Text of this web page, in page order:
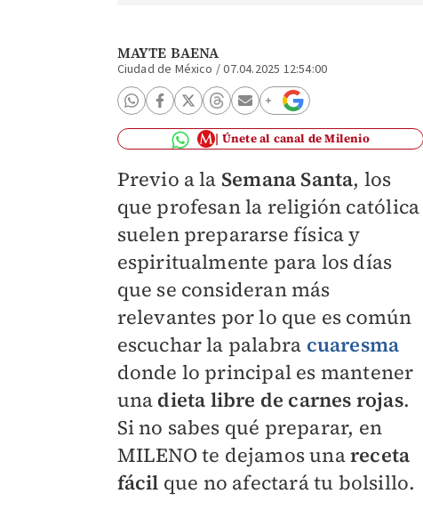
MAYTE BAENA
Ciudad de México /07.04.2025 12:54:00
Únete al canal de Milenio
Previo a la Semana Santa, los
que profesan la religión católica
suelen prepararse física y
espiritualmente para los días
que se consideran más
relevantes por lo que es común
escuchar la palabra cuaresma
donde lo principal es mantener
una dieta libre de carnes rojas.
Si no sabes qué preparar, en
MILENOte dejamos unareceta
fácil que no afectará tu bolsillo.